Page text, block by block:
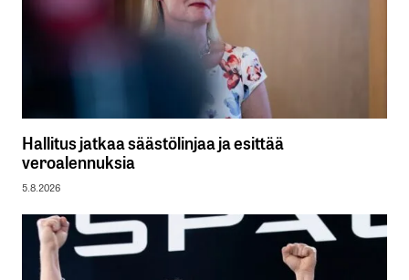
Hallitus jatkaa säästölinjaa ja esittää
veroalennuksia
5.8.2026